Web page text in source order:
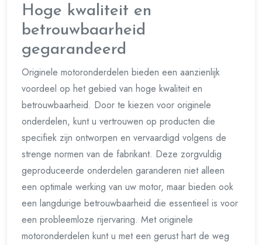
Hoge kwaliteit en
betrouwbaarheid
gegarandeerd
Originele motoronderdelen bieden een aanzienlijk
voordeel op het gebied van hoge kwaliteit en
betrouwbaarheid. Door te kiezen voor originele
onderdelen, kunt u vertrouwen op producten die
specifiek zijn ontworpen en vervaardigd volgens de
strenge normen van de fabrikant. Deze zorgvuldig
geproduceerde onderdelen garanderen niet alleen
een optimale werking van uw motor, maar bieden ook
een langdurige betrouwbaarheid die essentieel is voor
een probleemloze rijervaring. Met originele
motoronderdelen kunt u met een gerust hart de weg